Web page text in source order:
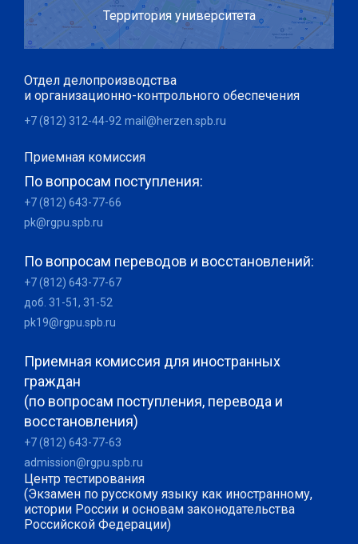
Территория университета
Отдел делопроизводства
и организационно-контрольного обеспечения
+7 (812) 312-44-92 mail@herzen.spb.ru
Приемная комиссия
По вопросам поступления:
+7 (812) 643-77-66
pk@rgpu.spb.ru
По вопросам переводов и восстановлений:
+7 (812) 643-77-67
доб. 31-51, 31-52
pk19@rgpu.spb.ru
Приемная комиссия для иностранных
граждан
(по вопросам поступления, перевода и
восстановления)
+7 (812) 643-77-63
admission@rgpu.spb.ru
Центр тестирования
(Экзамен по русскому языку как иностранному,
истории России и основам законодательства
Российской Федерации)